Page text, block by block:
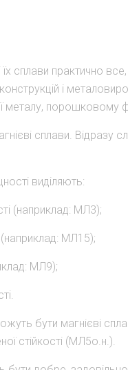
сплави практично
і
металу, порошковому
сплави. Відразу
виділяють:
(наприклад: МЛ3);
(наприклад: МЛ15);
МЛ9);
бути магнієві
стійкості (МЛ5о.н.).